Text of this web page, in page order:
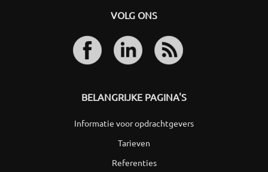
VOLG ONS
BELANGRIJKE PAGINA'S
Informatie voor opdrachtgevers
Tarieven
Referenties